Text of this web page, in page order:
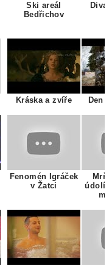
Ski areál
Bedřichov
Kráska a zvíře Den
Fenomén Igráček
v Žatci
údolí